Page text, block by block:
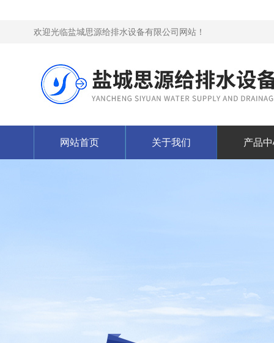
欢迎光临盐城思源给排水设备有限公司网站！
网站首页 关于我们 产品